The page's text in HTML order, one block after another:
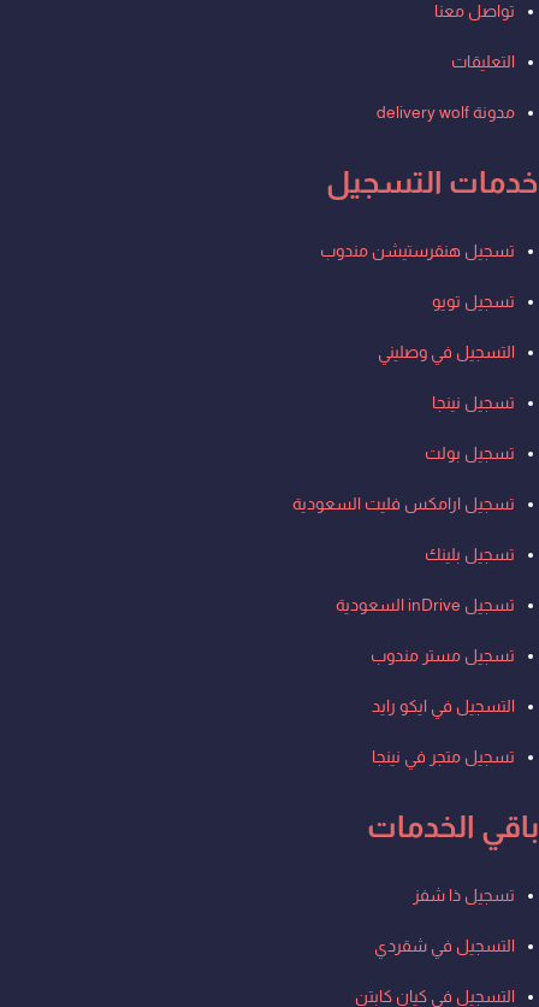
تواصل معنا
التعليقات
مدونة delivery wolf
خدمات التسجيل
Menuتسجيل هنقرستيشن مندوب
تسجيل تويو
التسجيل في وصليني
تسجيل نينجا
تسجيل بولت
تسجيل ارامكس فليت السعودية
تسجيل بلينك
تسجيل inDrive السعودية
تسجيل مستر مندوب
التسجيل في ايكو رايد
تسجيل متجر في نينجا
باقي الخدمات
Menuتسجيل ذا شفز
التسجيل في شقردي
التسجيل في كيان كابتن